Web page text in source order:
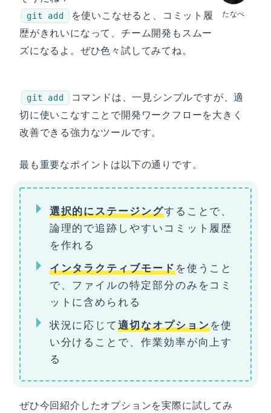
たなべ
git add
を使いこなせると、コミット履
歴がきれいになって、チーム開発もスムー
ズになるよ。ぜひ色々試してみてね。
git add
コマンドは、一見シンプルですが、適
切に使いこなすことで開発ワークフローを大きく
改善できる強力なツールです。
最も重要なポイントは以下の通りです。
選択的にステージングすることで、
論理的で追跡しやすいコミット履歴
を作れる
インタラクティブモードを使うこと
で、ファイルの特定部分のみをコミ
ットに含められる
状況に応じて適切なオプションを使
い分けることで、作業効率が向上す
る
ぜひ今回紹介したオプションを実際に試してみ